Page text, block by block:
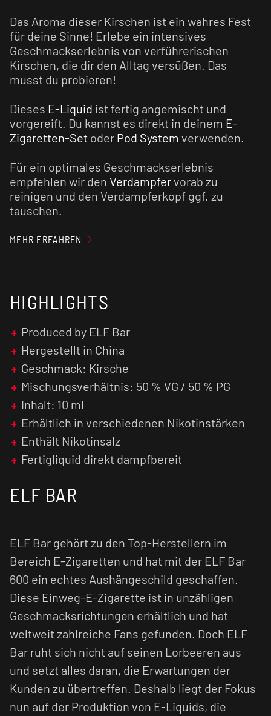
Das Aroma dieser Kirschen ist ein wahres Fest
für deine Sinne! Erlebe ein intensives
Geschmackserlebnis von verführerischen
Kirschen, die dir den Alltag versüßen. Das
musst du probieren!
Dieses E-Liquid ist fertig angemischt und
vorgereift. Du kannst es direkt in deinem E-
Zigaretten-Set oder Pod System verwenden.
Für ein optimales Geschmackserlebnis
empfehlen wir den Verdampfervorab zu
reinigen und den Verdampferkopf ggf. zu
tauschen.
Nikotinsalz Liquids sind im Vergleich zu
schneller vom menschlichen Organismus
verarbeitet, was zu einer früheren
Nikotinsättigung führt.
MEHR ERFAHREN
HIGHLIGHTS
Produced by ELF Bar
Hergestellt in China
Geschmack: Kirsche
Mischungsverhältnis: 50 % VG / 50 % PG
Inhalt: 10 ml
Erhältlich in verschiedenen Nikotinstärken
Enthält Nikotinsalz
Fertigliquid direkt dampfbereit
ELF BAR
ELF Bar gehört zu den Top-Herstellern im
Bereich E-Zigaretten und hat mit der ELF Bar
600 ein echtes Aushängeschild geschaffen.
Diese Einweg-E-Zigarette ist in unzähligen
Geschmacksrichtungen erhältlich und hat
weltweit zahlreiche Fans gefunden. Doch ELF
Bar ruht sich nicht auf seinen Lorbeeren aus
und setzt alles daran, die Erwartungen der
Kunden zu übertreffen. Deshalb liegt der Fokus
nun auf der Produktion von E-Liquids, die